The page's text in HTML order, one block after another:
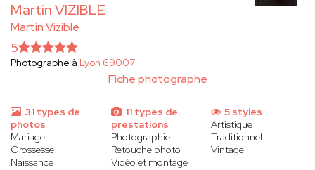
Martin VIZIBLE
Martin Vizible
Fiche photographe
5
Photographe à Lyon 69007
31 types de
photos
Mariage
Grossesse
Naissance
11 types de
prestations
Photographie
Retouche photo
Vidéo et montage
5 styles
Artistique
Traditionnel
Vintage